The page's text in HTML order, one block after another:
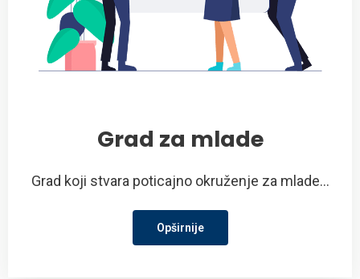
Grad za mlade
Grad koji stvara poticajno okruženje za mlade...
Opširnije